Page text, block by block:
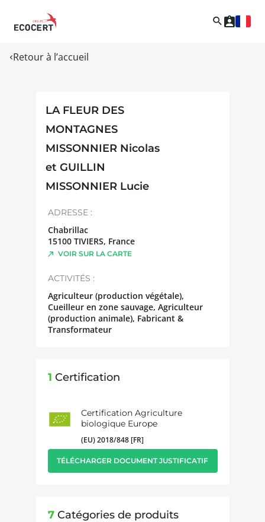
Retour à l’accueil
LA FLEUR DES
MONTAGNES
MISSONNIER Nicolas
et GUILLIN
MISSONNIER Lucie
ADRESSE :
Chabrillac
15100 TIVIERS, France
VOIR SUR LA CARTE
ACTIVITÉS :
Agriculteur (production végétale),
Cueilleur en zone sauvage, Agriculteur
(production animale), Fabricant &
Transformateur
1 Certification
Certification Agriculture
biologique Europe
(EU) 2018/848 [FR]
TÉLÉCHARGER DOCUMENT JUSTIFICATIF
7Catégories de produits